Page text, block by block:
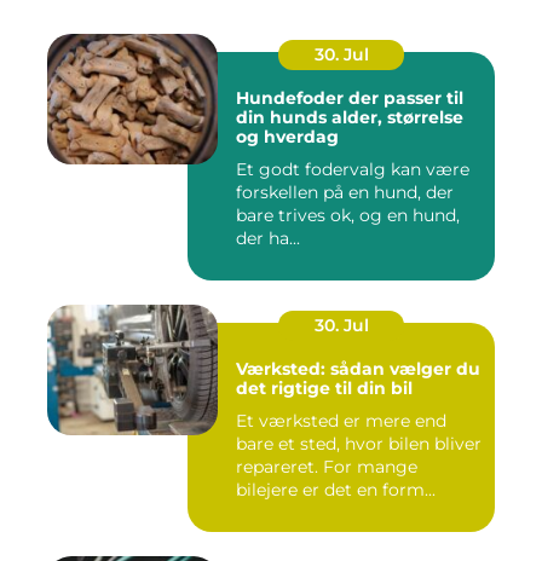
30. Jul
Hundefoder der passer til
din hunds alder, størrelse
og hverdag
Et godt fodervalg kan være
forskellen på en hund, der
bare trives ok, og en hund,
der ha...
30. Jul
Værksted: sådan vælger du
det rigtige til din bil
Et værksted er mere end
bare et sted, hvor bilen bliver
repareret. For mange
bilejere er det en form...